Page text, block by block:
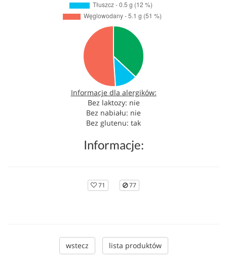
Informacje dla alergików:
Bez laktozy: nie
Bez nabiału: nie
Bez glutenu: tak
Informacje:
71 77
wstecz lista produktów